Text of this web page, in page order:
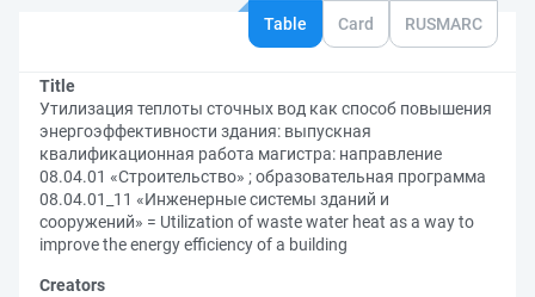
Table Card RUSMARC
Title
Утилизация теплоты сточных вод как способ повышения
энергоэффективности здания: выпускная
квалификационная работа магистра: направление
08.04.01 «Строительство» ; образовательная программа
08.04.01_11 «Инженерные системы зданий и
сооружений» = Utilization of waste water heat as a way to
improve the energy efficiency of a building
Creators